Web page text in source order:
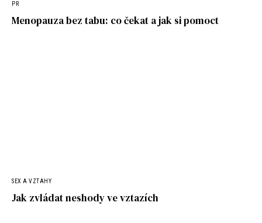
PR
Menopauza bez tabu: co čekat a jak si pomoct
SEX A VZTAHY
Jak zvládat neshody ve vztazích